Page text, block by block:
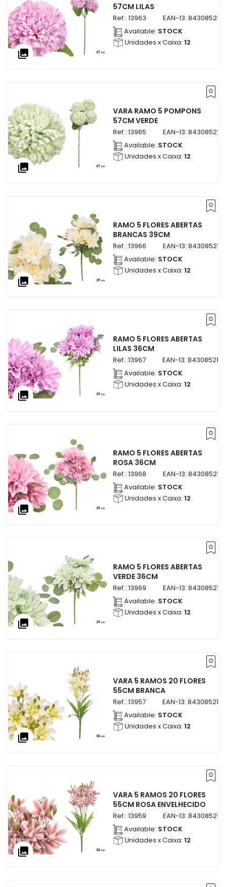
collections
57CM LILAS
Ref.: 13963 EAN-13:
Available: STOCK
Unidades x Caixa: 12
collections
VARA RAMO 5 POMPONS
57CM VERDE
Ref.: 13965 EAN-13:
Available: STOCK
Unidades x Caixa: 12
collections
RAMO 5 FLORES ABERTAS
BRANCAS 39CM
Ref.: 13966 EAN-13:
Available: STOCK
Unidades x Caixa: 12
collections
RAMO 5 FLORES ABERTAS
LILAS 36CM
Ref.: 13967 EAN-13:
Available: STOCK
Unidades x Caixa: 12
collections
RAMO 5 FLORES ABERTAS
ROSA 36CM
Ref.: 13968 EAN-13:
Available: STOCK
Unidades x Caixa: 12
collections
RAMO 5 FLORES ABERTAS
VERDE 36CM
Ref.: 13969 EAN-13:
Available: STOCK
Unidades x Caixa: 12
collections
VARA 5 RAMOS 20 FLORES
55CM BRANCA
Ref.: 13957 EAN-13:
Available: STOCK
Unidades x Caixa: 12
collections
VARA 5 RAMOS 20 FLORES
55CM ROSA ENVELHECIDO
Ref.: 13959 EAN-13:
Available: STOCK
Unidades x Caixa: 12